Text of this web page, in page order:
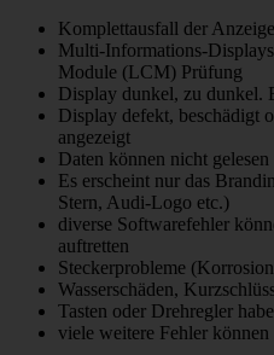
Komplettausfall der
Multi-Informations-
Module (LCM) Prüfung
Display dunkel, zu dunkel.
Display defekt, beschädigt
angezeigt
Daten können nicht gelesen
Es erscheint nur das
Stern, Audi-Logo etc.)
diverse Softwarefehler
auftretten
Steckerprobleme
Wasserschäden,
Tasten oder Drehregler
viele weitere Fehler